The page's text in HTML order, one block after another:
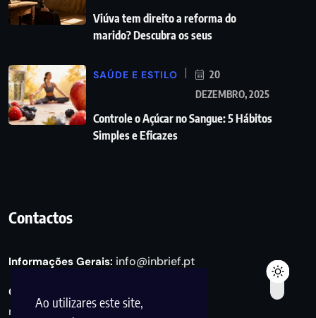
Ao utilizares este site,
Viúva tem direito a reforma do
marido? Descubra os seus
SAÚDE E ESTILO
20
DEZEMBRO, 2025
Controle o Açúcar no Sangue: 5 Hábitos
Simples e Eficazes
Contactos
Informações Gerais: info@inbrief.pt
Consultas de Marketing e Parcerias:
marketing@inbrief.pt